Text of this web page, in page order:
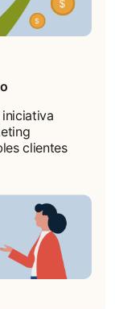
clientes